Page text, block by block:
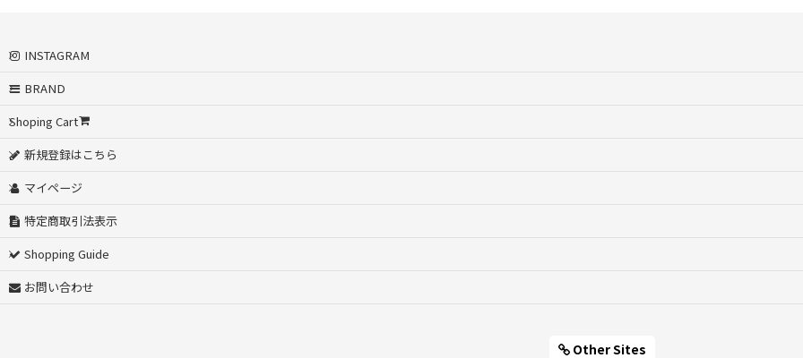
INSTAGRAM
BRAND
Shoping Cart
新規登録はこちら
マイページ
特定商取引法表示
Shopping Guide
お問い合わせ
Other Sites